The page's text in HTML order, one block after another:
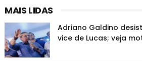
MAIS LIDAS
Adriano Galdino
vice de Lucas; veja